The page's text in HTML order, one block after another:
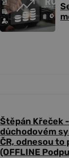
Štěpán Křeček
důchodovém
ČR, odnesou to
(OFFLINE